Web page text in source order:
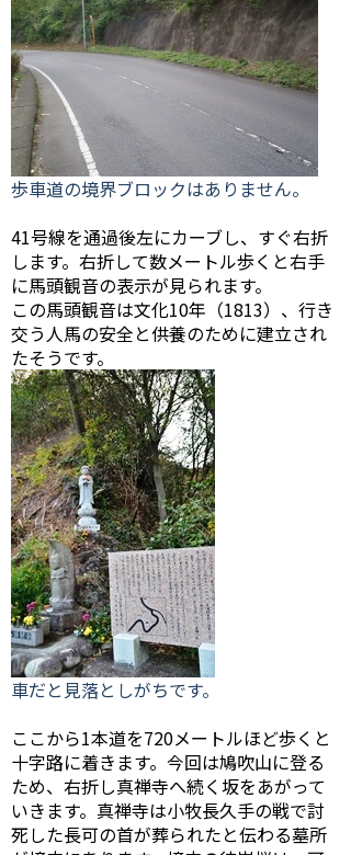
歩車道の境界ブロックはありません。
41号線を通過後左にカーブし、すぐ右折
します。右折して数メートル歩くと右手
に馬頭観音の表示が見られます。
この馬頭観音は文化10年（1813）、行き
交う人馬の安全と供養のために建立され
たそうです。
車だと見落としがちです。
ここから1本道を720メートルほど歩くと
十字路に着きます。今回は鳩吹山に登る
ため、右折し真禅寺へ続く坂をあがって
いきます。真禅寺は小牧長久手の戦で討
死した長可の首が葬られたと伝わる墓所